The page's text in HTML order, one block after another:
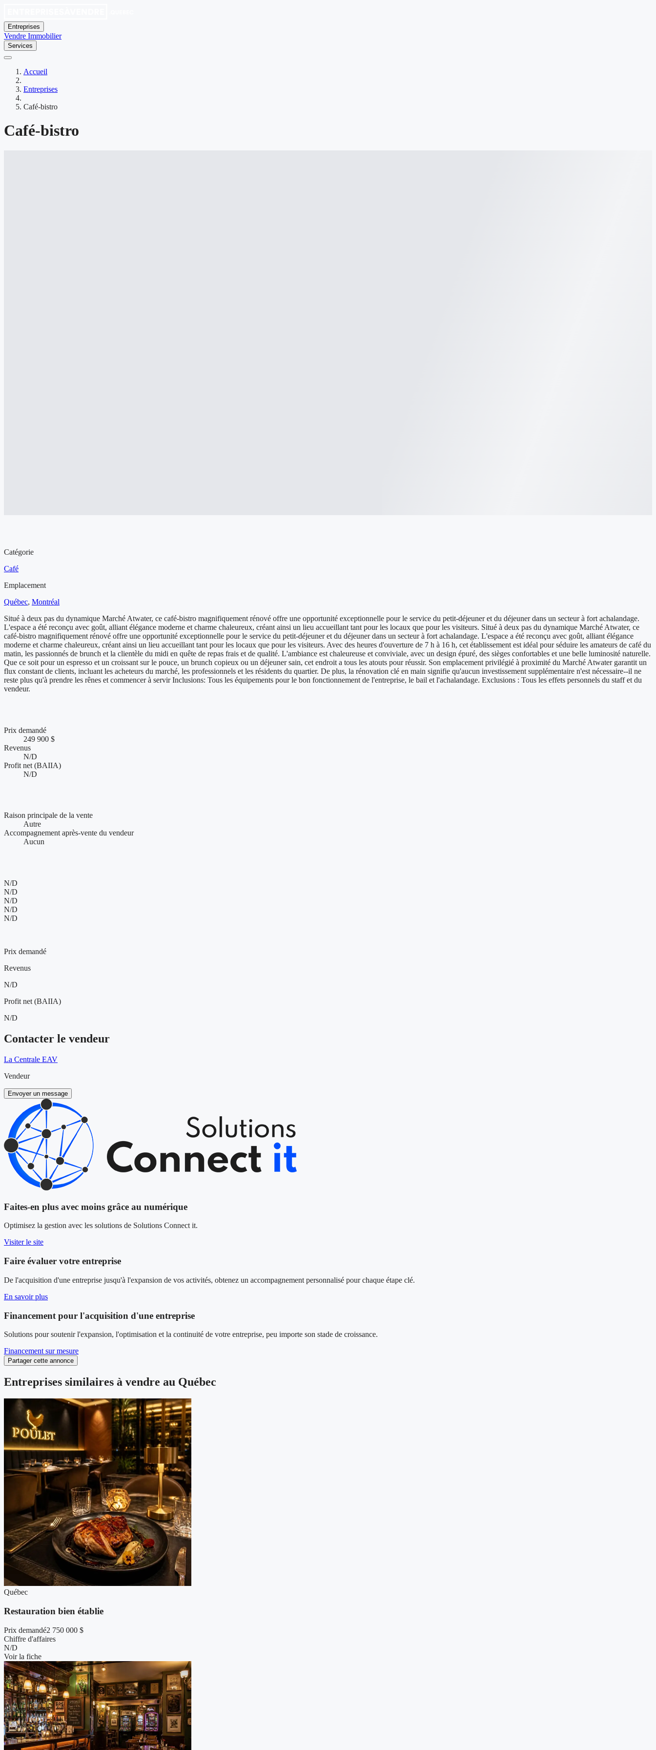
Entreprises
Vendre Immobilier
Services
Accueil
Entreprises
Café-bistro
Café-bistro
Catégorie
Café
Emplacement
Québec, Montréal
Situé à deux pas du dynamique Marché Atwater, ce café-bistro magnifiquement rénové offre une opportunité exceptionnelle pour le service du petit-déjeuner et du déjeuner dans un secteur à fort achalandage.
L'espace a été reconçu avec goût, alliant élégance moderne et charme chaleureux, créant ainsi un lieu accueillant tant pour les locaux que pour les visiteurs. Situé à deux pas du dynamique Marché Atwater, ce
café-bistro magnifiquement rénové offre une opportunité exceptionnelle pour le service du petit-déjeuner et du déjeuner dans un secteur à fort achalandage. L'espace a été reconçu avec goût, alliant élégance
moderne et charme chaleureux, créant ainsi un lieu accueillant tant pour les locaux que pour les visiteurs. Avec des heures d'ouverture de 7 h à 16 h, cet établissement est idéal pour séduire les amateurs de café du
matin, les passionnés de brunch et la clientèle du midi en quête de repas frais et de qualité. L'ambiance est chaleureuse et conviviale, avec un design épuré, des sièges confortables et une belle luminosité naturelle.
Que ce soit pour un espresso et un croissant sur le pouce, un brunch copieux ou un déjeuner sain, cet endroit a tous les atouts pour réussir. Son emplacement privilégié à proximité du Marché Atwater garantit un
flux constant de clients, incluant les acheteurs du marché, les professionnels et les résidents du quartier. De plus, la rénovation clé en main signifie qu'aucun investissement supplémentaire n'est nécessaire--il ne
reste plus qu'à prendre les rênes et commencer à servir Inclusions: Tous les équipements pour le bon fonctionnement de l'entreprise, le bail et l'achalandage. Exclusions : Tous les effets personnels du staff et du
vendeur.
Prix demandé
249 900 $
Revenus
N/D
Profit net (BAIIA)
N/D
Raison principale de la vente
Autre
Accompagnement après-vente du vendeur
Aucun
N/D
N/D
N/D
N/D
N/D
Prix demandé
Revenus
N/D
Profit net (BAIIA)
N/D
Contacter le vendeur
La Centrale EAV
Vendeur
Envoyer un message
Faites-en plus avec moins grâce au numérique
Optimisez la gestion avec les solutions de Solutions Connect it.
Visiter le site
Faire évaluer votre entreprise
De l'acquisition d'une entreprise jusqu'à l'expansion de vos activités, obtenez un accompagnement personnalisé pour chaque étape clé.
En savoir plus
Financement pour l'acquisition d'une entreprise
Solutions pour soutenir l'expansion, l'optimisation et la continuité de votre entreprise, peu importe son stade de croissance.
Financement sur mesure
Partager cette annonce
Entreprises similaires à vendre au Québec
Québec
Restauration bien établie
Prix demandé2 750 000 $
Chiffre d'affaires
N/D
Voir la fiche